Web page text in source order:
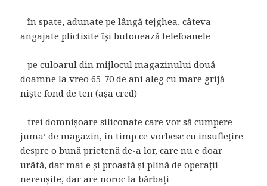
– în spate, adunate pe lângă tejghea, câteva
angajate plictisite își butonează telefoanele
– pe culoarul din mijlocul magazinului două
doamne la vreo 65-70 de ani aleg cu mare grijă
niște fond de ten (așa cred)
– trei domnișoare siliconate care vor să cumpere
juma’ de magazin, în timp ce vorbesc cu insuflețire
despre o bună prietenă de-a lor, care nu e doar
urâtă, dar mai e și proastă și plină de operații
nereușite, dar are noroc la bărbați